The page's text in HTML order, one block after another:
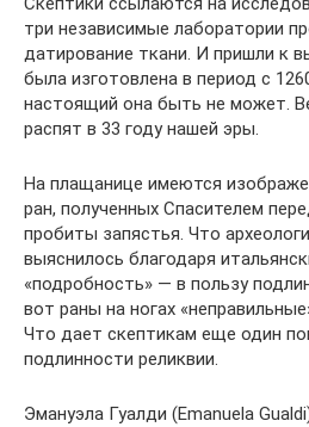
три независимые лаборатории
датирование ткани. И пришли к
была изготовлена в период с
настоящий она быть не может.
распят в 33 году нашей эры.
На плащанице имеются
ран, полученных Спасителем
пробиты запястья. Что
выяснилось благодаря
«подробность» — в пользу
вот раны на ногах
Что дает скептикам еще один
подлинности реликвии.
Эмануэла Гуалди (Emanuela